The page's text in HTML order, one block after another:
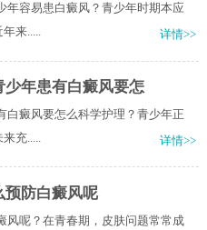
年容易患白癜风？青少年时期本应
来.....
详情>>
少年患有白癜风要怎
白癜风要怎么科学护理？青少年正
充.....
详情>>
预防白癜风呢
风呢？在青春期，皮肤问题常常成